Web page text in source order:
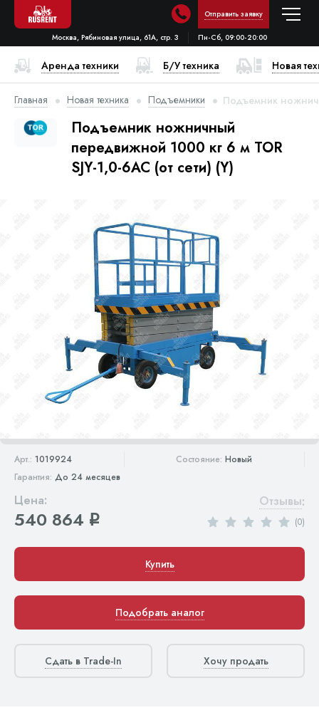
Отправить заявку
Москва, Рябиновая улица, 61А, стр. 3 Пн-Сб, 09:00-20:00
Аренда техники Б/У техника Новая
Главная Новая техника Подъемники Подъемник
Подъемник ножничный
передвижной 1000 кг 6 м TOR
SJY-1,0-6AC (от сети) (Y)
Арт.: 1019924 Состояние:Новый
Гарантия: До 24 месяцев
Цена:
540 864 q
Отзывы:
(0)
Купить
Подобрать аналог
Сдать в Trade-In Хочу продать